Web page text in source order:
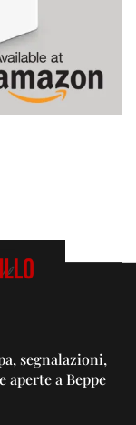
segnalazioni,
a Beppe